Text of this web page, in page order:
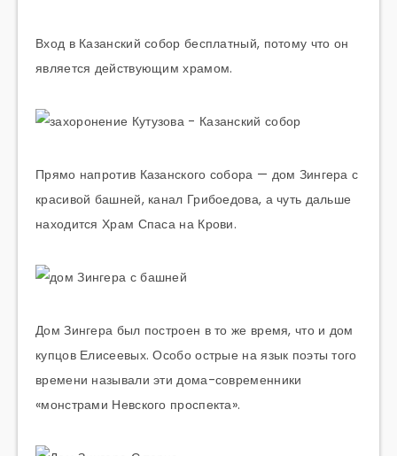
Вход в Казанский собор бесплатный, потому что он
является действующим храмом.
Прямо напротив Казанского собора — дом Зингера с
красивой башней, канал Грибоедова, а чуть дальше
находится Храм Спаса на Крови.
Дом Зингера был построен в то же время, что и дом
купцов Елисеевых. Особо острые на язык поэты того
времени называли эти дома-современники
«монстрами Невского проспекта».